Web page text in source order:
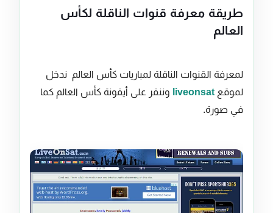
طريقة معرفة قنوات الناقلة لكأس
العالم
لمعرفة القنوات الناقلة لمباريات كأس العالم ندخل
لموقع liveonsat وننقر على أيقونة كأس العالم كما
في صورة.